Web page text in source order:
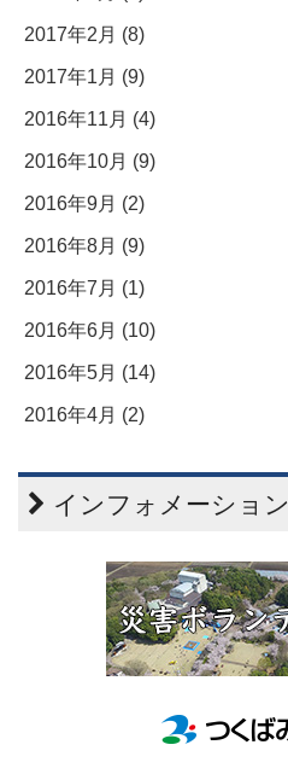
2017年2月 (8)
2017年1月 (9)
2016年11月 (4)
2016年10月 (9)
2016年9月 (2)
2016年8月 (9)
2016年7月 (1)
2016年6月 (10)
2016年5月 (14)
2016年4月 (2)
インフォメーション